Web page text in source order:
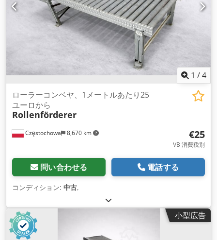
1 /4
Częstochowa 8,670 km
ローラーコンベヤ、1メートルあたり25
ユーロから
Rollenförderer
€25
VB 消費税別
問い合わせる 電話する
コンディション: 中古,
小型広告